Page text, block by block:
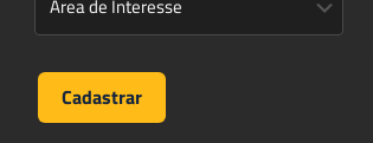
Petróleo – IBP, no Rio de Janeiro, o 7 Encontro do GT INEA